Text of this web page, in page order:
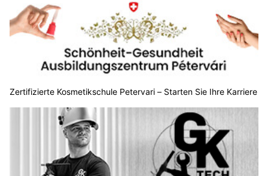
Zertifizierte Kosmetikschule Petervari – Starten Sie Ihre Karriere